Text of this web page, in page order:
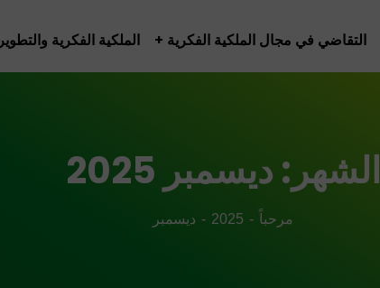
التقاضي في مجال الملكية الفكرية الملكية الفكرية والتطوير
الشهر:ديسمبر 2025
مرحباً 2025 ديسمبر